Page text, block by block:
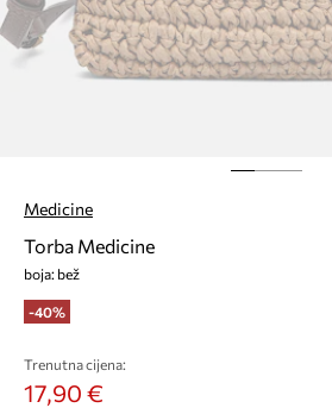
Medicine
Torba Medicine
boja: bež
-40%
Trenutna cijena:
17,90 €